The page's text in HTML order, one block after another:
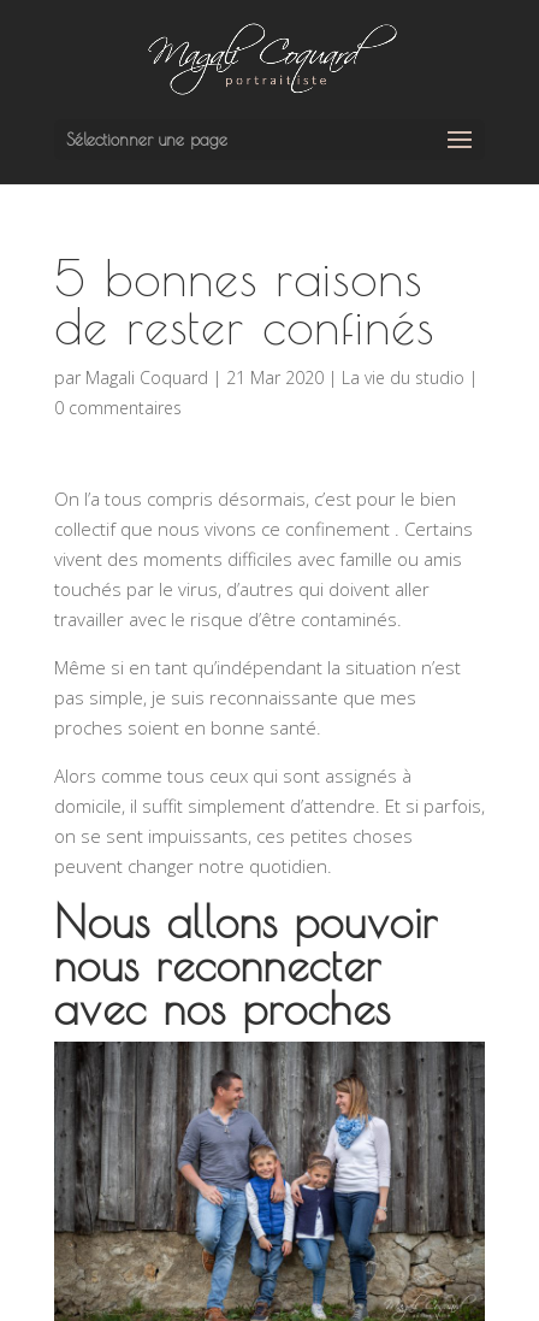
Sélectionner une page
5 bonnes raisons
de rester confinés
par Magali Coquard | 21 Mar 2020| La vie du studio |
0 commentaires
On l’a tous compris désormais, c’est pour le bien
collectif que nous vivons ce confinement . Certains
vivent des moments difficiles avec famille ou amis
touchés par le virus, d’autres qui doivent aller
travailler avec le risque d’être contaminés.
Même si en tant qu’indépendant la situation n’est
pas simple, je suis reconnaissante que mes
proches soient en bonne santé.
Alors comme tous ceux qui sont assignés à
domicile, il suffit simplement d’attendre. Et si parfois,
on se sent impuissants, ces petites choses
peuvent changer notre quotidien.
Nous allons pouvoir
nous reconnecter
avec nos proches